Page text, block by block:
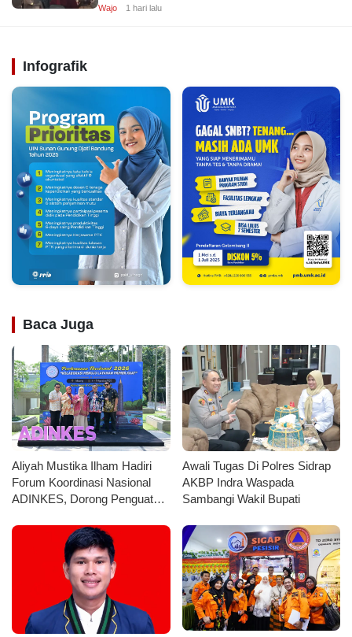
Wajo 1 hari lalu
Infografik
Baca Juga
Aliyah Mustika Ilham Hadiri
Forum Koordinasi Nasional
ADINKES, Dorong Penguatan
Kesehatan
Awali Tugas Di Polres Sidrap
AKBP Indra Waspada
Sambangi Wakil Bupati